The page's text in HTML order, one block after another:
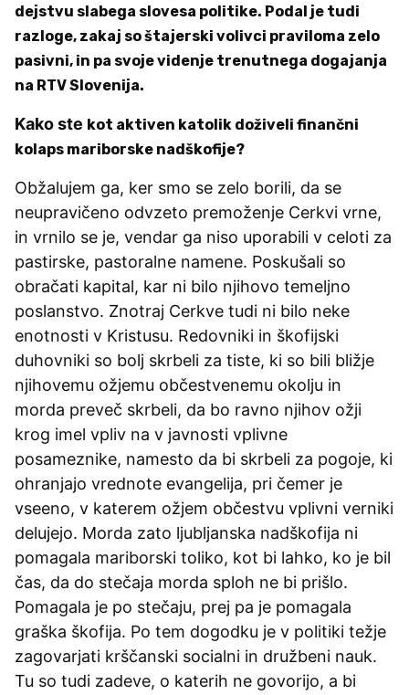
dejstvu slabega slovesa politike. Podal je tudi
razloge, zakaj so štajerski volivci praviloma zelo
pasivni, in pa svoje videnje trenutnega dogajanja
na RTV Slovenija.
Kako ste kot aktiven katolik doživeli finančni
kolaps mariborske nadškofije?
Obžalujem ga, ker smo se zelo borili, da se
neupravičeno odvzeto premoženje Cerkvi vrne,
in vrnilo se je, vendar ga niso uporabili v celoti za
pastirske, pastoralne namene. Poskušali so
obračati kapital, kar ni bilo njihovo temeljno
poslanstvo. Znotraj Cerkve tudi ni bilo neke
enotnosti v Kristusu. Redovniki in škofijski
duhovniki so bolj skrbeli za tiste, ki so bili bližje
njihovemu ožjemu občestvenemu okolju in
morda preveč skrbeli, da bo ravno njihov ožji
krog imel vpliv na v javnosti vplivne
posameznike, namesto da bi skrbeli za pogoje, ki
ohranjajo vrednote evangelija, pri čemer je
vseeno, v katerem ožjem občestvu vplivni verniki
delujejo. Morda zato ljubljanska nadškofija ni
pomagala mariborski toliko, kot bi lahko, ko je bil
čas, da do stečaja morda sploh ne bi prišlo.
Pomagala je po stečaju, prej pa je pomagala
graška škofija. Po tem dogodku je v politiki težje
zagovarjati krščanski socialni in družbeni nauk.
Tu so tudi zadeve, o katerih ne govorijo, a bi